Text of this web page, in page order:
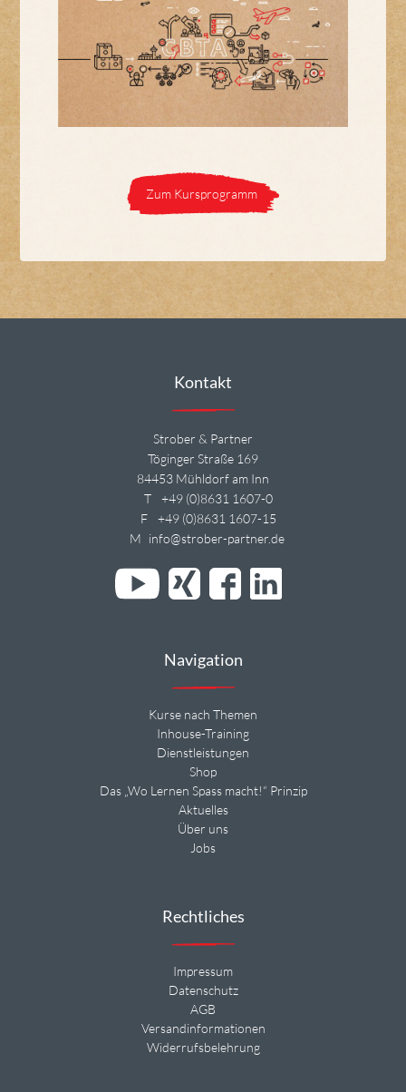
Zum Kursprogramm
Kontakt
Strober & Partner
Töginger Straße 169
84453 Mühldorf am Inn
T
+49 (0)8631 1607-0
F
+49 (0)8631 1607-15
M info@strober-partner.de
Navigation
Kurse nach Themen
Inhouse-Training
Dienstleistungen
Shop
Das „Wo Lernen Spass macht!“ Prinzip
Aktuelles
Über uns
Jobs
Rechtliches
Impressum
Datenschutz
AGB
Versandinformationen
Widerrufsbelehrung